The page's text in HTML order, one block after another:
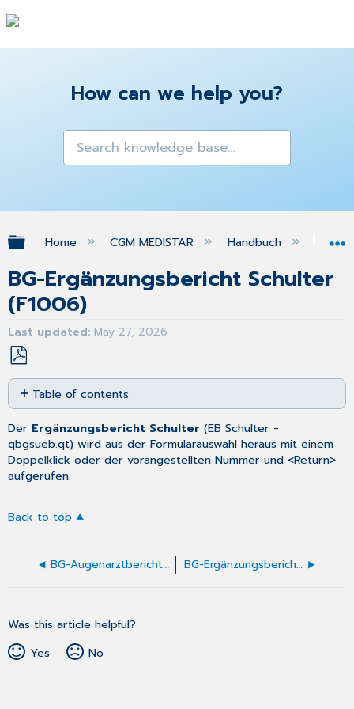
How can we help you?
Expand/collapse global hierarchy
Home CGM MEDISTAR Handbuch
BG-Ergänzungsbericht Schulter
(F1006)
Last updated May 27, 2026
Save
as
PDF
Table of contents
No
headers
Der Ergänzungsbericht Schulter (EB Schulter -
qbgsueb.qt) wird aus derFormularauswahl heraus mit einem
Doppelklick oder der vorangestellten Nummer und <Return>
aufgerufen.
Back to top
BG-Augenarztbericht ausfüllen BG-Ergänzungsbericht Schulter (F1006) ausfüllen
Was this article helpful?
Yes
No